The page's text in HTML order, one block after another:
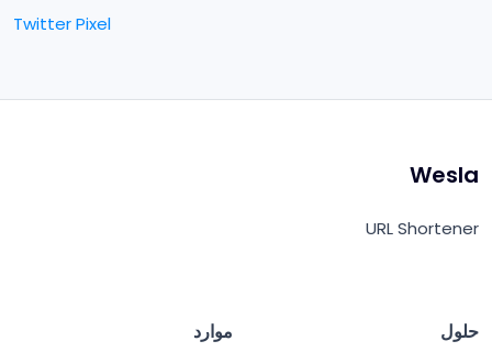
Twitter Pixel
Wesla
URL Shortener
حلول موارد